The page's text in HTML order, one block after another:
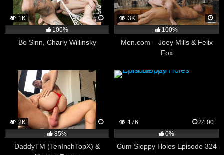
1K
100%
Bo Sinn, Charly Willinsky
3K
100%
Men.com – Joey Mills & Felix
Fox
2K
85%
DaddyTM (TenInchTopX) &
176
24:00
0%
Cum Sloppy Holes Episode 324